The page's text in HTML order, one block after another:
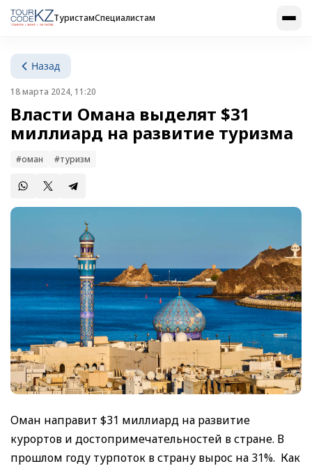
ТуристамСпециалистам
Назад
18 марта 2024, 11:20
Власти Омана выделят $31
миллиард на развитие туризма
#оман #туризм
Оман направит $31 миллиард на развитие
курортов и достопримечательностей в стране. В
прошлом году турпоток в страну вырос на 31%. Как